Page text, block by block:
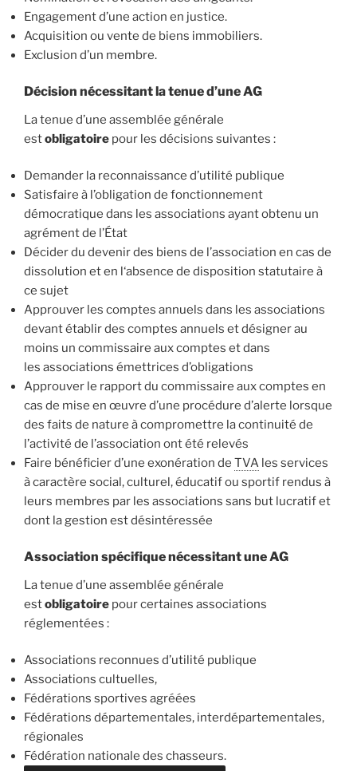
Engagement d’une action en justice.
Acquisition ou vente de biens immobiliers.
Exclusion d’un membre.
Décision nécessitant la tenue d’une AG
La tenue d’une assemblée générale
estobligatoire pour les décisions suivantes :
Demander la reconnaissance d’utilité publique
Satisfaire à l’obligation de fonctionnement
démocratique dans les associations ayant obtenu un
agrément de l’État
Décider du devenir des biens de l’association en cas de
dissolution et en l‘absence de disposition statutaire à
ce sujet
Approuver les comptes annuels dans les associations
devant établir des comptes annuels et désigner au
moins un commissaire aux comptes et dans
les associations émettrices d’obligations
Approuver le rapport du commissaire aux comptes en
cas de mise en œuvre d’une procédure d’alerte lorsque
des faits de nature à compromettre la continuité de
l’activité de l’association ont été relevés
Faire bénéficier d’une exonération de TVA les services
à caractère social, culturel, éducatif ou sportif rendus à
leurs membres par les associations sans but lucratif et
dont la gestion est désintéressée
Association spécifique nécessitant une AG
La tenue d’une assemblée générale
estobligatoire pour certaines associations
réglementées :
Associations reconnues d’utilité publique
Associations cultuelles,
Fédérations sportives agréées
Fédérations départementales, interdépartementales,
régionales
Fédération nationale des chasseurs.